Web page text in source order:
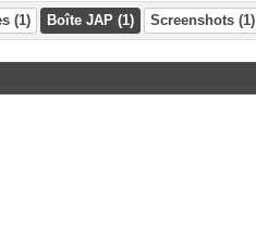
(1) Boîte JAP (1) Screenshots (1)